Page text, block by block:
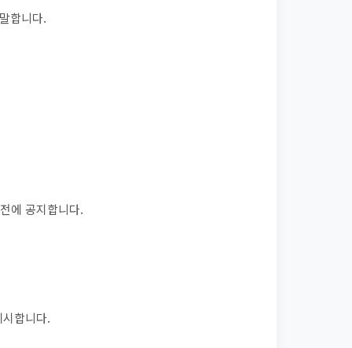
합니다.
에 공지합니다.
합니다.